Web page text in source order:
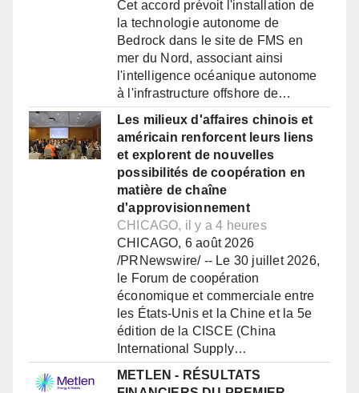
Cet accord prévoit l'installation de
la technologie autonome de
Bedrock dans le site de FMS en
mer du Nord, associant ainsi
l'intelligence océanique autonome
à l'infrastructure offshore de…
Les milieux d'affaires chinois et
américain renforcent leurs liens
et explorent de nouvelles
possibilités de coopération en
matière de chaîne
d'approvisionnement
CHICAGO, il y a 4 heures
CHICAGO, 6 août 2026
/PRNewswire/ -- Le 30 juillet 2026,
le Forum de coopération
économique et commerciale entre
les États-Unis et la Chine et la 5e
édition de la CISCE (China
International Supply…
METLEN - RÉSULTATS